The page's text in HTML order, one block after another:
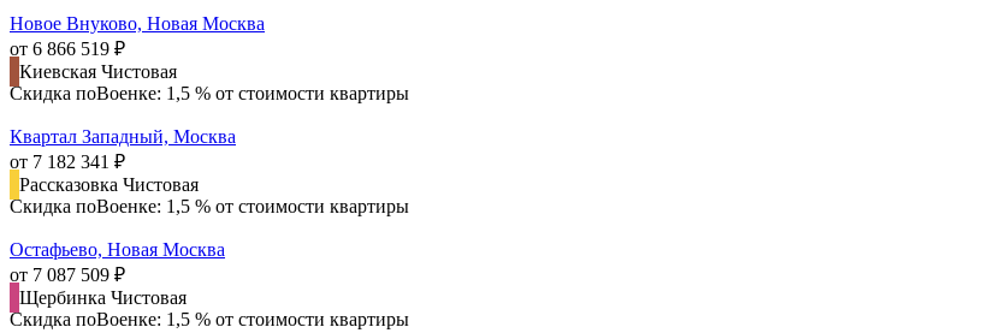
Новое Внуково, Новая Москва
от 6 866 519 ₽
Киевская Чистовая
Скидка поВоенке: 1,5 % от стоимости квартиры
Квартал Западный, Москва
от 7 182 341 ₽
Рассказовка Чистовая
Скидка поВоенке: 1,5 % от стоимости квартиры
Остафьево, Новая Москва
от 7 087 509 ₽
Щербинка Чистовая
Скидка поВоенке: 1,5 % от стоимости квартиры